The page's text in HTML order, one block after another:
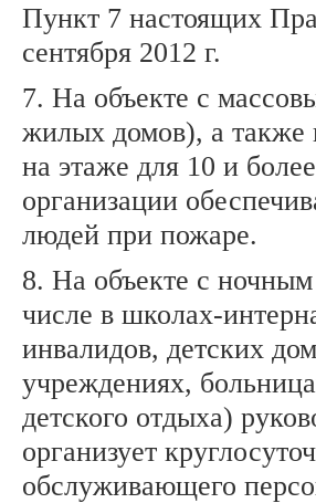
Пункт 7 настоящих
сентября 2012 г.
7. На объекте с
жилых домов), а также
на этаже для 10 и
организации
людей при пожаре.
8. На объекте с
числе в школах-
инвалидов, детских
учреждениях,
детского отдыха)
организует
обслуживающего